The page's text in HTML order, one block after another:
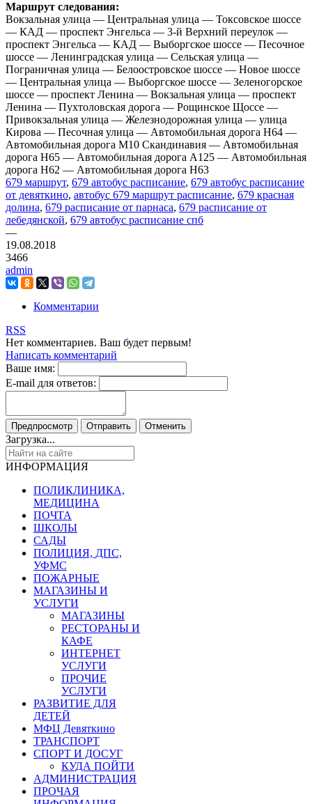
Маршрут следования:
Вокзальная улица — Центральная улица — Токсовское шоссе
— КАД — проспект Энгельса — 3-й Верхний переулок —
проспект Энгельса — КАД — Выборгское шоссе — Песочное
шоссе — Ленинградская улица — Сельская улица —
Пограничная улица — Белоостровское шоссе — Новое шоссе
— Центральная улица — Выборгское шоссе — Зеленогорское
шоссе — проспект Ленина — Вокзальная улица — проспект
Ленина — Пухтоловская дорога — Рощинское Щоссе —
Привокзальная улица — Железнодорожная улица — улица
Кирова — Песочная улица — Автомобильная дорога Н64 —
Автомобильная дорога М10 Скандинавия — Автомобильная
дорога Н65 — Автомобильная дорога А125 — Автомобильная
дорога Н62 — Автомобильная дорога Н63
679 маршрут, 679 автобус расписание, 679 автобус расписание
от девяткино, автобус 679 маршрут расписание, 679 красная
долина, 679 расписание от парнаса, 679 расписание от
лебедянской, 679 автобус расписание спб
—
19.08.2018
3466
admin
Комментарии
RSS
Нет комментариев. Ваш будет первым!
Написать комментарий
Ваше имя:
E-mail для ответов:
Загрузка...
ИНФОРМАЦИЯ
ПОЛИКЛИНИКА,
МЕДИЦИНА
ПОЧТА
ШКОЛЫ
САДЫ
ПОЛИЦИЯ, ДПС,
УФМС
ПОЖАРНЫЕ
МАГАЗИНЫ И
УСЛУГИ
МАГАЗИНЫ
РЕСТОРАНЫ И
КАФЕ
ИНТЕРНЕТ
УСЛУГИ
ПРОЧИЕ
УСЛУГИ
РАЗВИТИЕ ДЛЯ
ДЕТЕЙ
МФЦ Девяткино
ТРАНСПОРТ
СПОРТ И ДОСУГ
КУДА ПОЙТИ
АДМИНИСТРАЦИЯ
ПРОЧАЯ